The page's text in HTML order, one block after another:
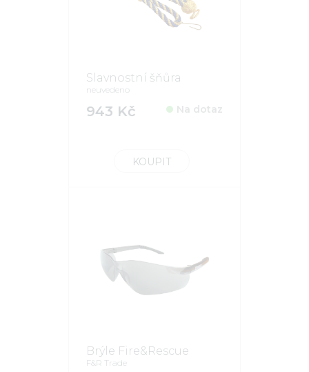
Slavnostní šňůra
neuvedeno
943 Kč Na dotaz
KOUPIT
Brýle Fire&Rescue
F&R Trade